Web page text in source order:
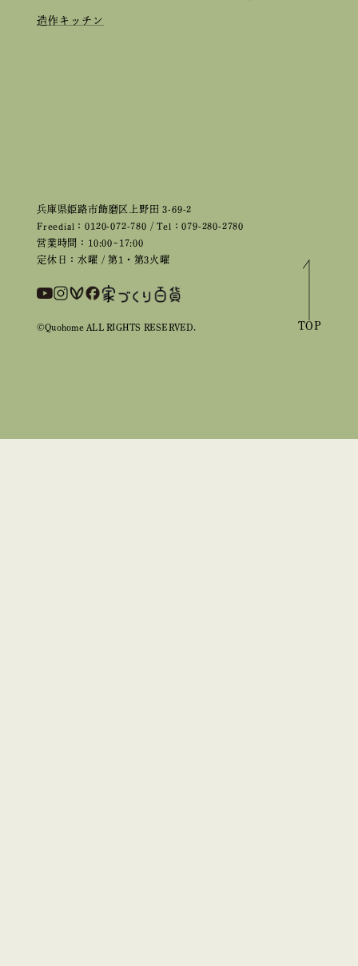
兵庫県姫路市飾磨区上野田 3-69-2
Freedial：0120-072-780 / Tel：079-280-2780
営業時間：10:00~17:00
定休日：水曜 / 第1・第3火曜
造作キッチン
©Quohome ALL RIGHTS RESERVED. TOP